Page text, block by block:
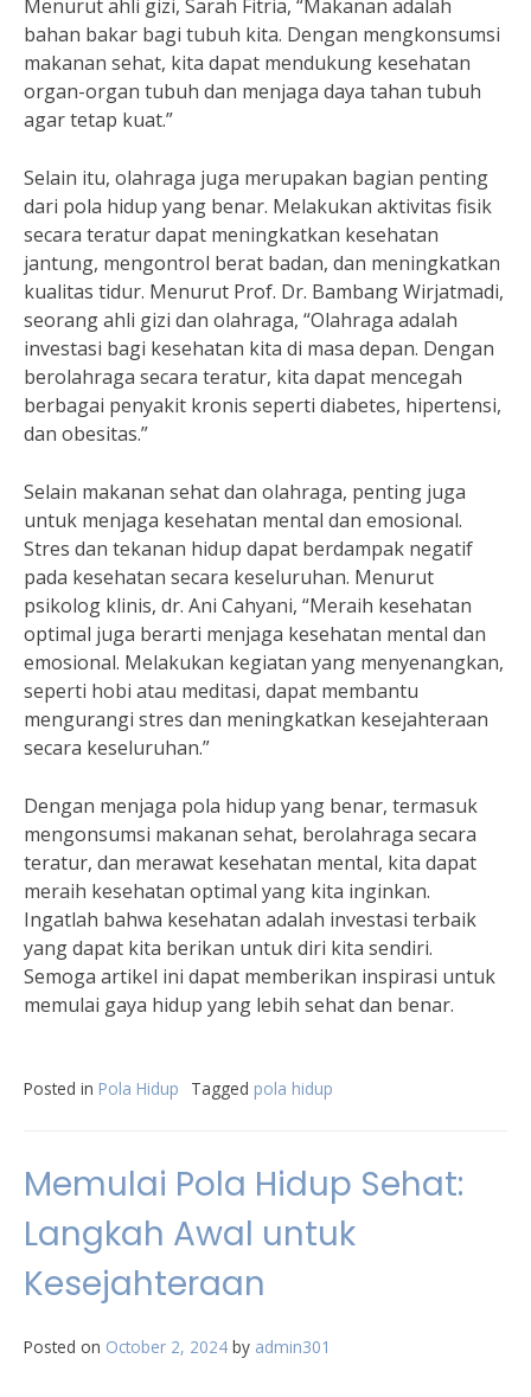
Menurut ahli gizi, Sarah Fitria, “Makanan adalah
bahan bakar bagi tubuh kita. Dengan mengkonsumsi
makanan sehat, kita dapat mendukung kesehatan
organ-organ tubuh dan menjaga daya tahan tubuh
agar tetap kuat.”
Selain itu, olahraga juga merupakan bagian penting
dari pola hidup yang benar. Melakukan aktivitas fisik
secara teratur dapat meningkatkan kesehatan
jantung, mengontrol berat badan, dan meningkatkan
kualitas tidur. Menurut Prof. Dr. Bambang Wirjatmadi,
seorang ahli gizi dan olahraga, “Olahraga adalah
investasi bagi kesehatan kita di masa depan. Dengan
berolahraga secara teratur, kita dapat mencegah
berbagai penyakit kronis seperti diabetes, hipertensi,
dan obesitas.”
Selain makanan sehat dan olahraga, penting juga
untuk menjaga kesehatan mental dan emosional.
Stres dan tekanan hidup dapat berdampak negatif
pada kesehatan secara keseluruhan. Menurut
psikolog klinis, dr. Ani Cahyani, “Meraih kesehatan
optimal juga berarti menjaga kesehatan mental dan
emosional. Melakukan kegiatan yang menyenangkan,
seperti hobi atau meditasi, dapat membantu
mengurangi stres dan meningkatkan kesejahteraan
secara keseluruhan.”
Dengan menjaga pola hidup yang benar, termasuk
mengonsumsi makanan sehat, berolahraga secara
teratur, dan merawat kesehatan mental, kita dapat
meraih kesehatan optimal yang kita inginkan.
Ingatlah bahwa kesehatan adalah investasi terbaik
yang dapat kita berikan untuk diri kita sendiri.
Semoga artikel ini dapat memberikan inspirasi untuk
memulai gaya hidup yang lebih sehat dan benar.
Posted in Pola Hidup Tagged pola hidup
Memulai Pola Hidup Sehat:
Langkah Awal untuk
Kesejahteraan
Posted on October 2, 2024 by admin301